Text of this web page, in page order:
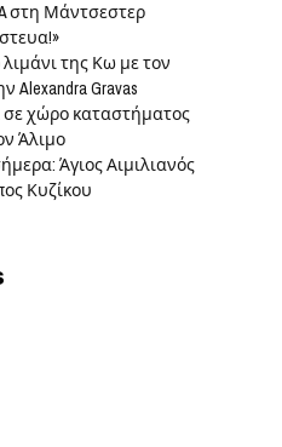
στη Μάντσεστερ
της Κω με τον
Gravas
σε χώρο καταστήματος
Άλιμο
Άγιος Αιμιλιανός
Κυζίκου